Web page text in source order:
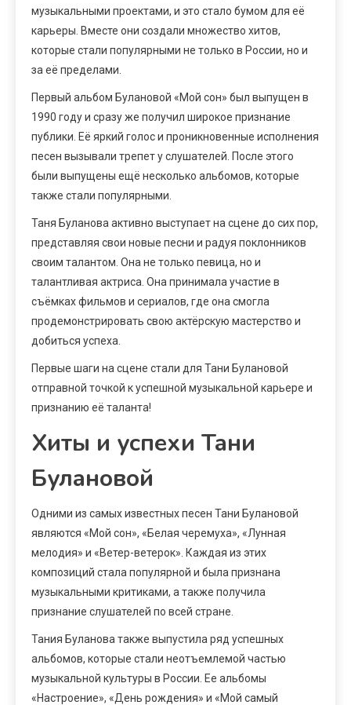
музыкальными проектами, и это стало бумом для её
карьеры. Вместе они создали множество хитов,
которые стали популярными не только в России, но и
за её пределами.
Первый альбом Булановой «Мой сон» был выпущен в
1990 году и сразу же получил широкое признание
публики. Её яркий голос и проникновенные исполнения
песен вызывали трепет у слушателей. После этого
были выпущены ещё несколько альбомов, которые
также стали популярными.
Таня Буланова активно выступает на сцене до сих пор,
представляя свои новые песни и радуя поклонников
своим талантом. Она не только певица, но и
талантливая актриса. Она принимала участие в
съёмках фильмов и сериалов, где она смогла
продемонстрировать свою актёрскую мастерство и
добиться успеха.
Первые шаги на сцене стали для Тани Булановой
отправной точкой к успешной музыкальной карьере и
признанию её таланта!
Хиты и успехи Тани
Булановой
Одними из самых известных песен Тани Булановой
являются «Мой сон», «Белая черемуха», «Лунная
мелодия» и «Ветер-ветерок». Каждая из этих
композиций стала популярной и была признана
музыкальными критиками, а также получила
признание слушателей по всей стране.
Тания Буланова также выпустила ряд успешных
альбомов, которые стали неотъемлемой частью
музыкальной культуры в России. Ее альбомы
«Настроение», «День рождения» и «Мой самый